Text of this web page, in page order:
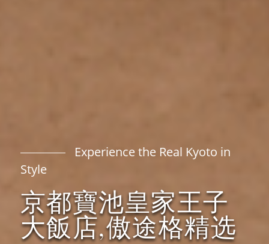
Experience the Real Kyoto in
Style
京都寶池皇家王子
大飯店,傲途格精选